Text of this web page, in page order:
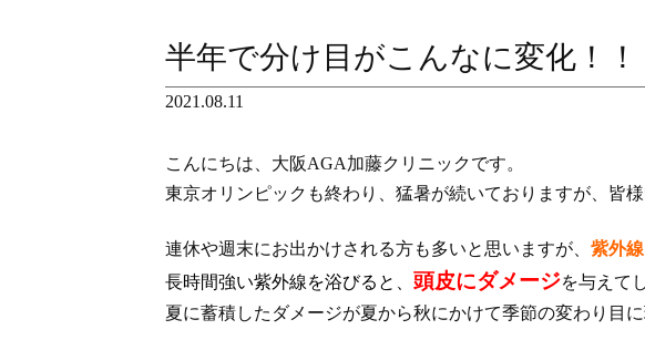
半年で分け目がこんなに変化！！
2021.08.11
こんにちは、大阪AGA加藤クリニックです。
東京オリンピックも終わり、猛暑が続いておりますが、皆
連休や週末にお出かけされる方も多いと思いますが、紫外線
長時間強い紫外線を浴びると、頭皮にダメージを与えて
夏に蓄積したダメージが夏から秋にかけて季節の変わり目